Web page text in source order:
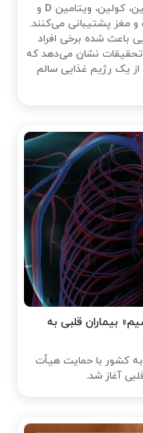
تخم‌مرغ منبع اقتصادی و متنوعی از پروتئین، کولین، ویتامین D و
مغز پشتیبانی می‌کنند.
باعث شده ‌برخی افراد
تحقیقات نشان می‌دهد که
یک رژیم غذایی سالم
بیماران قلبی به
کشور با حمایت هیأت
آغاز شد.